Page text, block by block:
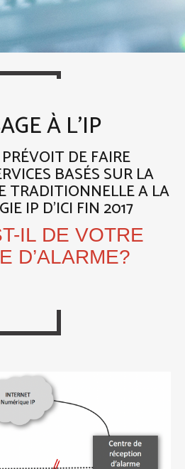
À L’IP
DE FAIRE
BASÉS SUR LA
TRADITIONNELLE A LA
IP D’ICI FIN 2017
IL DE VOTRE
D’ALARME?